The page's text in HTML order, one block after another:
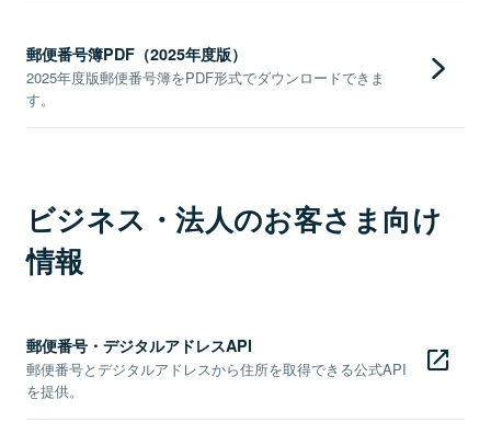
郵便番号簿PDF（2025年度版）
2025年度版郵便番号簿をPDF形式でダウンロードできま
す。
ビジネス・法人のお客さま向け
情報
郵便番号・デジタルアドレスAPI
郵便番号とデジタルアドレスから住所を取得できる公式API
を提供。